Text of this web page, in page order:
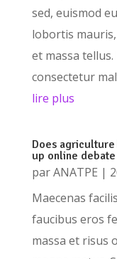
sed, euismod
lobortis
et massa
consectetur
lire plus
Does agriculture
up online debate
parANATPE |
Maecenas
faucibus eros
massa et risus